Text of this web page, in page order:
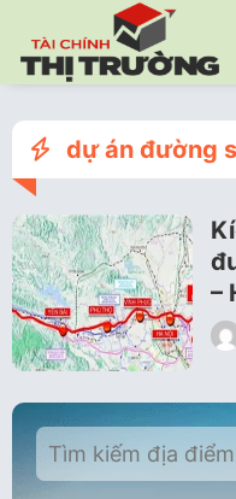
dự án đường
–